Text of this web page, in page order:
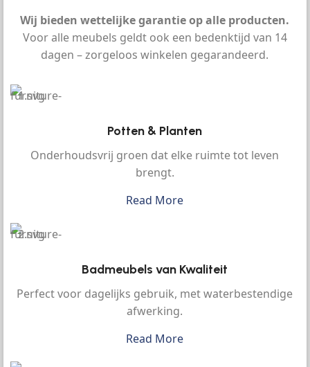
Wij bieden wettelijke garantie op alle producten.
Voor alle meubels geldt ook een bedenktijd van 14
dagen – zorgeloos winkelen gegarandeerd.
Potten & Planten
Onderhoudsvrij groen dat elke ruimte tot leven
brengt.
Read More
Badmeubels van Kwaliteit
Perfect voor dagelijks gebruik, met waterbestendige
afwerking.
Read More